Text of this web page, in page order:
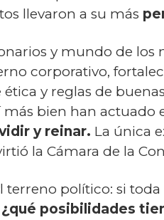
llevaron a su más
y mundo de los
corporativo,
y reglas de
bien han actuado
y reinar. La única
la Cámara de la
político: si
¿qué posibilidades